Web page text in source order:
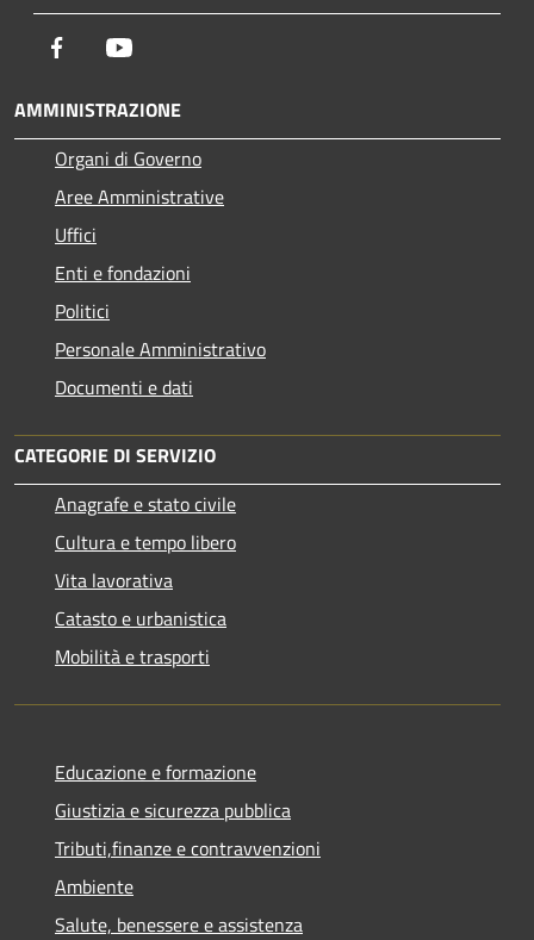
Facebook
AMMINISTRAZIONE
Organi di Governo
Aree Amministrative
Uffici
Enti e fondazioni
Politici
Personale Amministrativo
Documenti e dati
CATEGORIE DI SERVIZIO
Anagrafe e stato civile
Cultura e tempo libero
Vita lavorativa
Catasto e urbanistica
Mobilità e trasporti
Educazione e formazione
Giustizia e sicurezza pubblica
Tributi,finanze e contravvenzioni
Ambiente
Salute, benessere e assistenza